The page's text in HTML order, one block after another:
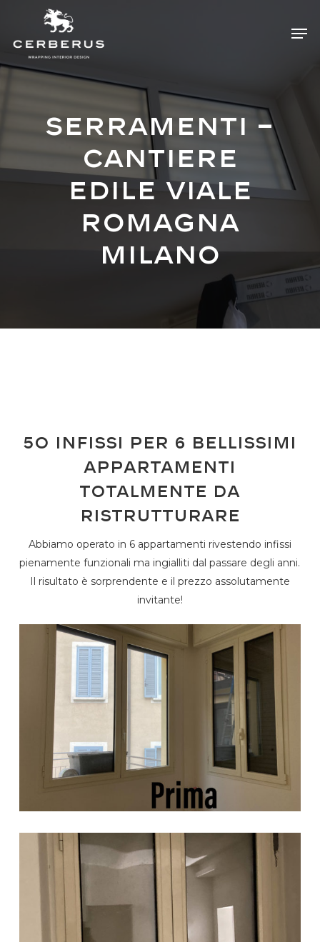
main
content
SERRAMENTI –
Cantiere
edile viale
Romagna
Milano
5o infissi per 6 bellissimi
appartamenti
totalmente da
ristrutturare
Abbiamo operato in 6 appartamenti rivestendo infissi
pienamente funzionali ma ingialliti dal passare degli anni.
Il risultato è sorprendente e il prezzo assolutamente
invitante!